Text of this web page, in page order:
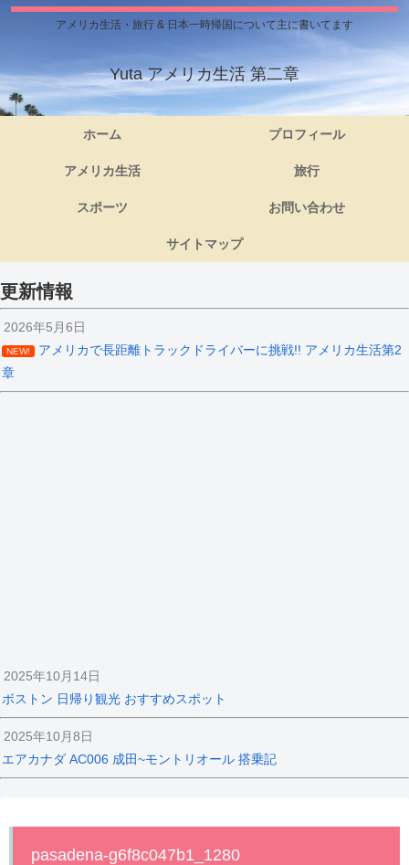
アメリカ生活・旅行 & 日本一時帰国について主に書いてます
Yuta アメリカ生活 第二章
ホーム プロフィール
アメリカ生活 旅行
スポーツ お問い合わせ
サイトマップ
更新情報
2026年5月6日
NEW!
アメリカで長距離トラックドライバーに挑戦!! アメリカ生活第2
章
2025年10月14日
ボストン 日帰り観光 おすすめスポット
2025年10月8日
エアカナダ AC006 成田~モントリオール 搭乗記
pasadena-g6f8c047b1_1280